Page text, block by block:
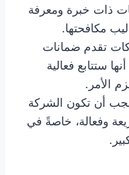
ذات خبرة ومعرفة
مكافحتها.
تقدم ضمانات
ستتابع فعالية
الأمر.
أن تكون الشركة
وفعالة، خاصةً في